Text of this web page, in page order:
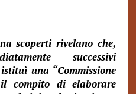
scoperti rivelano che,
successivi
una “Commissione
compito di elaborare